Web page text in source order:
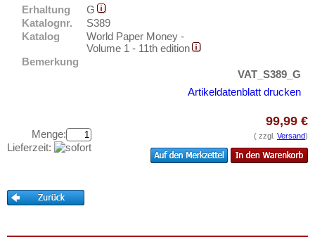
Testbanknoten
Banknotenbriefe
Aufbewahrung
Ihre Bewertungen
Kontakt
Preislisten
Erhaltung
G
Katalognr.
S389
Katalog
World Paper Money -
Volume 1 - 11th edition
Bemerkung
VAT_S389_G
Artikeldatenblatt drucken
Menge:
Lieferzeit:
99,99 €
( zzgl. Versand)